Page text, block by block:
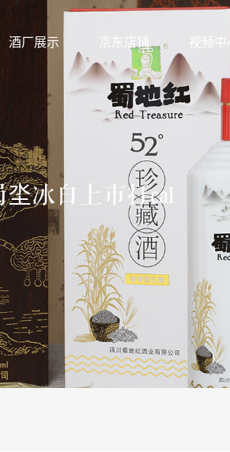
酒厂展示 京东店铺 视频中
冰白上市打cal